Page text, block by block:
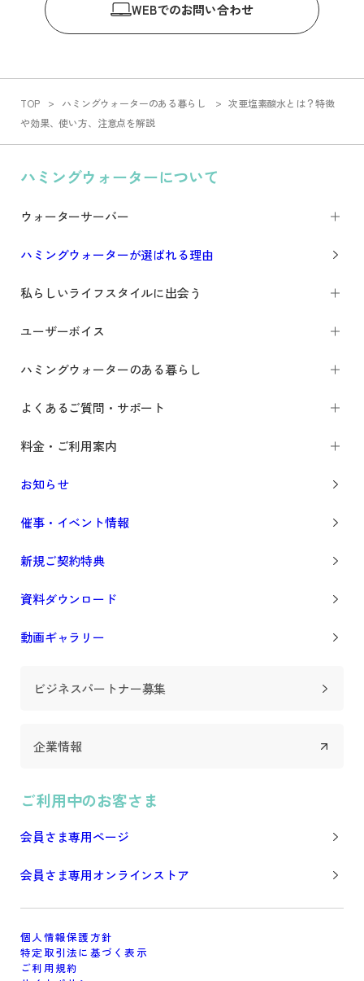
WEBでのお問い合わせ
TOP ハミングウォーターのある暮らし
次亜塩素酸水とは？特徴
や効果、使い方、注意点を解説
ハミングウォーターについて
ウォーターサーバー
ハミングウォーターが選ばれる理由
私らしいライフスタイルに出会う
ユーザーボイス
ハミングウォーターのある暮らし
よくあるご質問・サポート
料金・ご利用案内
お知らせ
催事・イベント情報
新規ご契約特典
資料ダウンロード
動画ギャラリー
ビジネスパートナー募集
企業情報
ご利用中のお客さま
会員さま専用ページ
会員さま専用オンラインストア
個人情報保護方針
特定取引法に基づく表示
ご利用規約